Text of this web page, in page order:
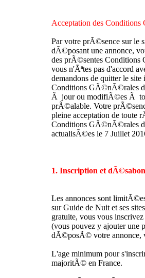
Acceptation des
Par votre prÃ©sence sur le
dÃ©posant une annonce,
des prÃ©sentes
vous n'Ãªtes pas d'accord
demandons de quitter le
Conditions GÃ©nÃ©rales
Ã jour ou modifiÃ©es Ã
prÃ©alable. Votre
pleine acceptation de toute
Conditions GÃ©nÃ©rales
actualisÃ©es le 7 Juillet
1. Inscription et
Les annonces sont
sur Guide de Nuit et ses
gratuite, vous vous
(vous pouvez y ajouter une
dÃ©posÃ© votre annonce,
L'age minimum pour
majoritÃ© en France.